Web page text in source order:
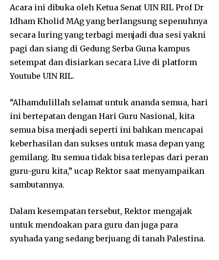
Acara ini dibuka oleh Ketua Senat UIN RIL Prof Dr
Idham Kholid MAg yang berlangsung sepenuhnya
secara luring yang terbagi menjadi dua sesi yakni
pagi dan siang di Gedung Serba Guna kampus
setempat dan disiarkan secara Live di platform
Youtube UIN RIL.
“Alhamdulillah selamat untuk ananda semua, hari
ini bertepatan dengan Hari Guru Nasional, kita
semua bisa menjadi seperti ini bahkan mencapai
keberhasilan dan sukses untuk masa depan yang
gemilang. Itu semua tidak bisa terlepas dari peran
guru-guru kita,” ucap Rektor saat menyampaikan
sambutannya.
Dalam kesempatan tersebut, Rektor mengajak
untuk mendoakan para guru dan juga para
syuhada yang sedang berjuang di tanah Palestina.